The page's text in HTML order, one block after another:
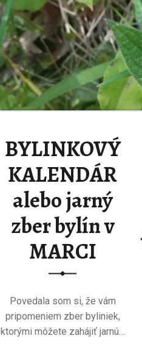
BYLINKOVÝ
KALENDÁR
alebo jarný
zber bylín v
MARCI
Povedala som si, že vám
pripomeniem zber byliniek,
ktorými môžete zahájiť jarnú…